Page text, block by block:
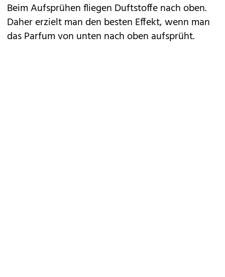
Beim Aufsprühen fliegen Duftstoffe nach oben.
Daher erzielt man den besten Effekt, wenn man
das Parfum von unten nach oben aufsprüht.